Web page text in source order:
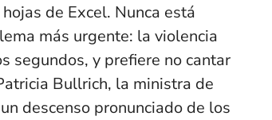
de Excel. Nunca está
más urgente: la violencia
segundos, y prefiere no cantar
Bullrich, la ministra de
descenso pronunciado de los